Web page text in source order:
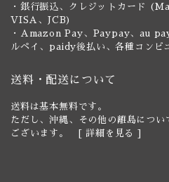
・銀行振込、クレジットカード
VISA、JCB)
・Amazon Pay、Paypay、au
ルペイ、paidy後払い、各種コン
送料・配送について
送料は基本無料です。
ただし、沖縄、その他の離島につ
ございます。 [ 詳細を見る